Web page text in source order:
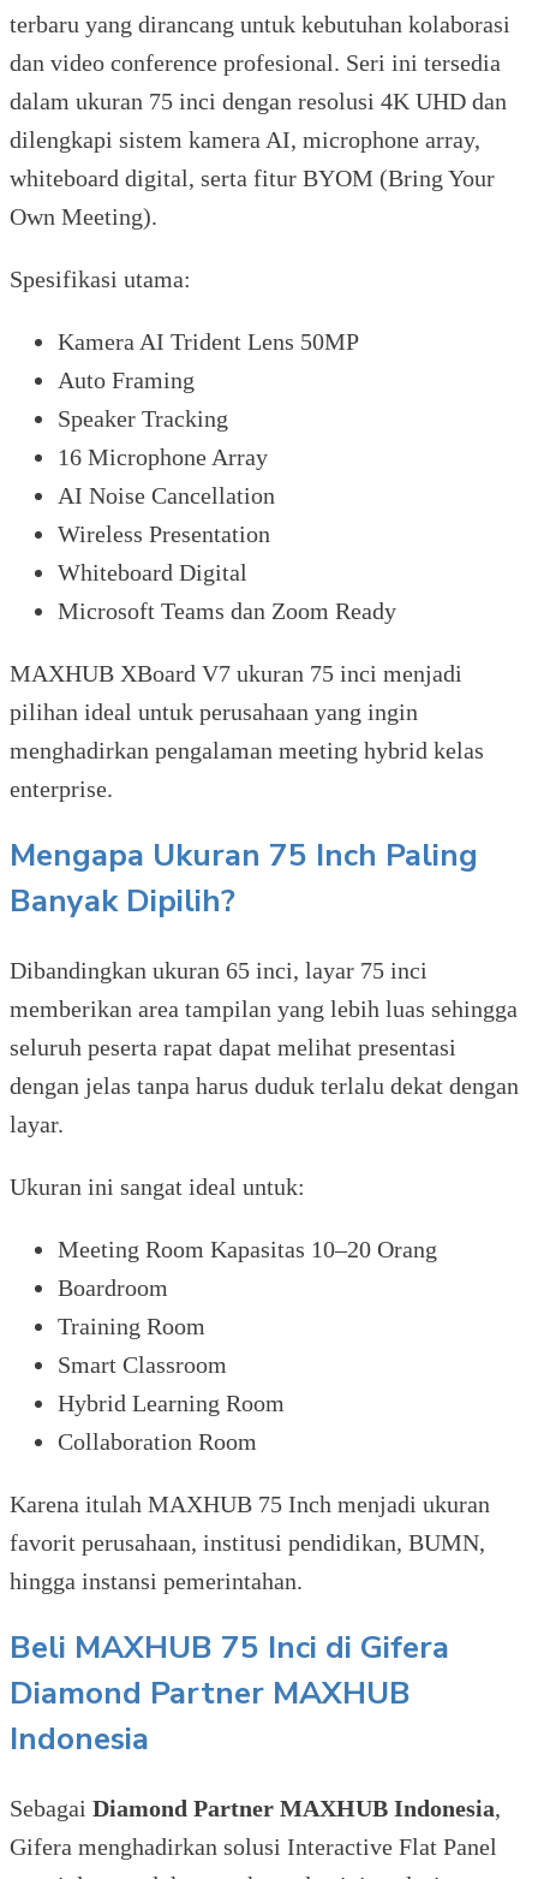
terbaru yang dirancang untuk kebutuhan kolaborasi
dan video conference profesional. Seri ini tersedia
dalam ukuran 75 inci dengan resolusi 4K UHD dan
dilengkapi sistem kamera AI, microphone array,
whiteboard digital, serta fitur BYOM (Bring Your
Own Meeting).
Spesifikasi utama:
Kamera AI Trident Lens 50MP
Auto Framing
Speaker Tracking
16 Microphone Array
AI Noise Cancellation
Wireless Presentation
Whiteboard Digital
Microsoft Teams dan Zoom Ready
MAXHUB XBoard V7 ukuran 75 inci menjadi
pilihan ideal untuk perusahaan yang ingin
menghadirkan pengalaman meeting hybrid kelas
enterprise.
Mengapa Ukuran 75 Inch Paling
Banyak Dipilih?
Dibandingkan ukuran 65 inci, layar 75 inci
memberikan area tampilan yang lebih luas sehingga
seluruh peserta rapat dapat melihat presentasi
dengan jelas tanpa harus duduk terlalu dekat dengan
layar.
Ukuran ini sangat ideal untuk:
Meeting Room Kapasitas 10–20 Orang
Boardroom
Training Room
Smart Classroom
Hybrid Learning Room
Collaboration Room
Karena itulah MAXHUB 75 Inch menjadi ukuran
favorit perusahaan, institusi pendidikan, BUMN,
hingga instansi pemerintahan.
Beli MAXHUB 75 Inci di Gifera
Diamond Partner MAXHUB
Indonesia
Sebagai Diamond Partner MAXHUB Indonesia,
Gifera menghadirkan solusi Interactive Flat Panel